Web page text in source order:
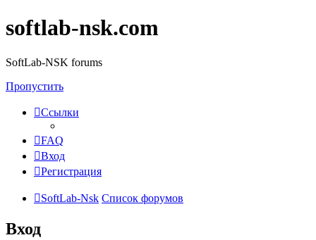
softlab-nsk.com
SoftLab-NSK forums
Пропустить
Ссылки
FAQ
Вход
Регистрация
SoftLab-Nsk Список форумов
Вход